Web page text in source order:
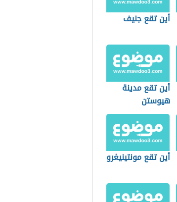
أين تقع جنيف
أين تقع مدينة
هيوستن
أين تقع مونتينيغرو